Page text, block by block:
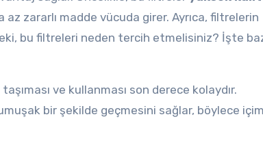
zararlı madde vücuda girer. Ayrıca, filtrelerin
bu filtreleri neden tercih etmelisiniz? İşte
ve kullanması son derece kolaydır.
bir şekilde geçmesini sağlar, böylece içim